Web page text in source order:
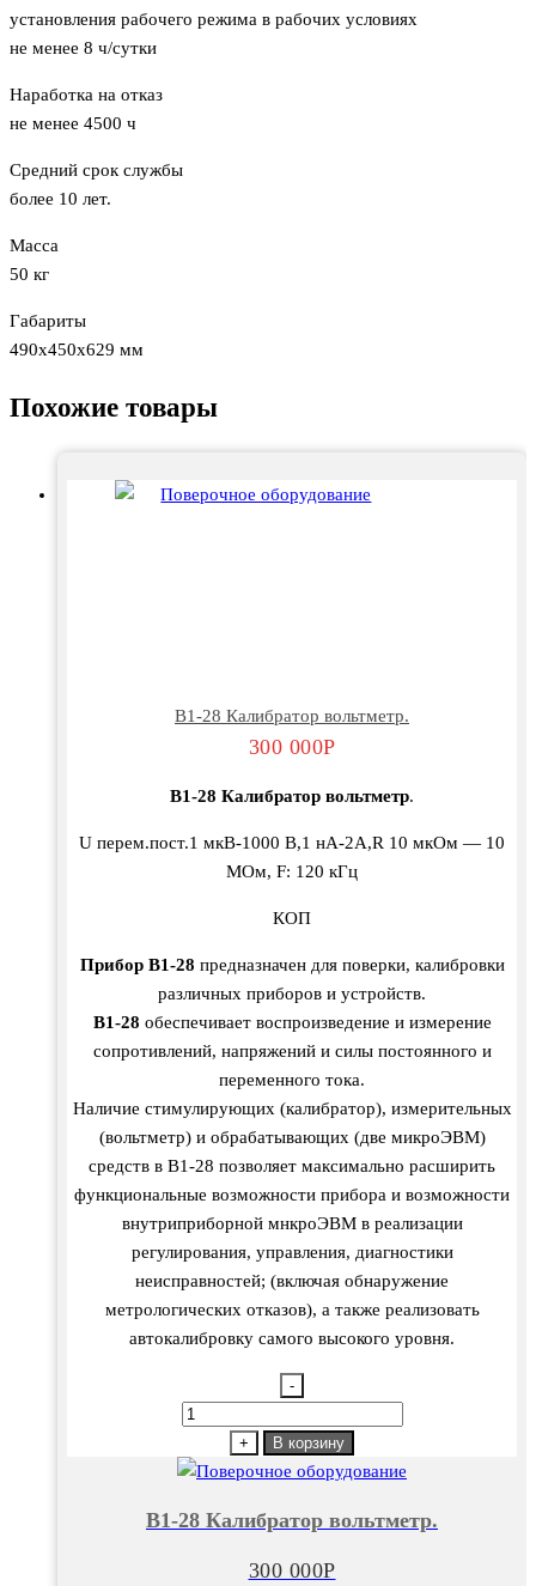
установления рабочего режима в рабочих условиях
не менее 8 ч/сутки
Наработка на отказ
не менее 4500 ч
Средний срок службы
более 10 лет.
Масса
50 кг
Габариты
490х450х629 мм
Похожие товары
В1-28 Калибратор вольтметр.
300 000Р
В1-28 Калибратор вольтметр.
U перем.пост.1 мкВ-1000 В,1 нА-2А,R 10 мкОм — 10
МОм, F: 120 кГц
КОП
Прибор В1-28 предназначен для поверки, калибровки
различных приборов и устройств.
В1-28 обеспечивает воспроизведение и измерение
сопротивлений, напряжений и силы постоянного и
переменного тока.
Наличие стимулирующих (калибратор), измерительных
(вольтметр) и обрабатывающих (две микроЭВМ)
средств в В1-28 позволяет максимально расширить
функциональные возможности прибора и возможности
внутриприборной мнкроЭВМ в реализации
регулирования, управления, диагностики
неисправностей; (включая обнаружение
метрологических отказов), а также реализовать
автокалибровку самого высокого уровня.
-
Количество
В1-
Калибратор
+ В корзину
В1-28 Калибратор вольтметр.
300 000Р